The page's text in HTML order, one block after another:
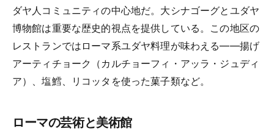
ダヤ人コミュニティの中心地だ。大シナゴーグとユダヤ
博物館は重要な歴史的視点を提供している。この地区の
レストランではローマ系ユダヤ料理が味わえる——揚げ
アーティチョーク（カルチョーフィ・アッラ・ジュディ
ア）、塩鱈、リコッタを使った菓子類など。
ローマの芸術と美術館